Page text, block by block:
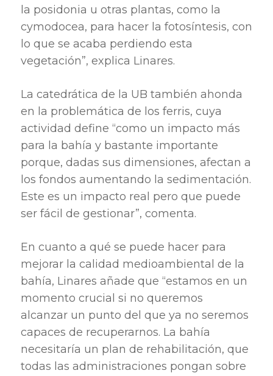
la posidonia u otras plantas, como la
cymodocea, para hacer la fotosíntesis, con
lo que se acaba perdiendo esta
vegetación”, explica Linares.
La catedrática de la UB también ahonda
en la problemática de los ferris, cuya
actividad define “como un impacto más
para la bahía y bastante importante
porque, dadas sus dimensiones, afectan a
los fondos aumentando la sedimentación.
Este es un impacto real pero que puede
ser fácil de gestionar”, comenta.
En cuanto a qué se puede hacer para
mejorar la calidad medioambiental de la
bahía, Linares añade que “estamos en un
momento crucial si no queremos
alcanzar un punto del que ya no seremos
capaces de recuperarnos. La bahía
necesitaría un plan de rehabilitación, que
todas las administraciones pongan sobre